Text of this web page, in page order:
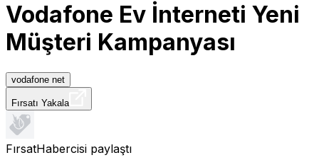
Vodafone Ev İnterneti Yeni
Müşteri Kampanyası
vodafone net
Fırsatı Yakala
FırsatHabercisi paylaştı